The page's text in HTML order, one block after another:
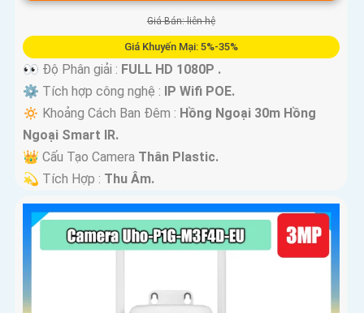
Giá Bán: liên hệ
Giá Khuyến Mại: 5%-35%
️
👀 Độ Phân giải : FULL HD 1080P .
⚙ Tích hợp công nghệ : IP Wifi POE.
🔅 Khoảng Cách Ban Đêm : Hồng Ngoại 30m Hồng
Ngoại Smart IR.
👑 Cấu Tạo Camera Thân Plastic.
️💫 Tích Hợp : Thu Âm.